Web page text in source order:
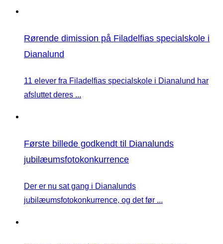
Rørende dimission på Filadelfias specialskole i
Dianalund
11 elever fra Filadelfias specialskole i Dianalund har
afsluttet deres ...
Første billede godkendt til Dianalunds
jubilæumsfotokonkurrence
Der er nu sat gang i Dianalunds
jubilæumsfotokonkurrence, og det før ...